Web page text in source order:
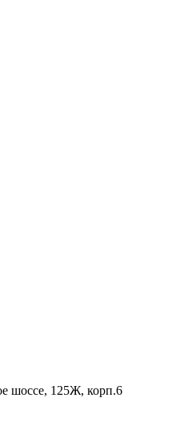
шоссе, 125Ж, корп.6